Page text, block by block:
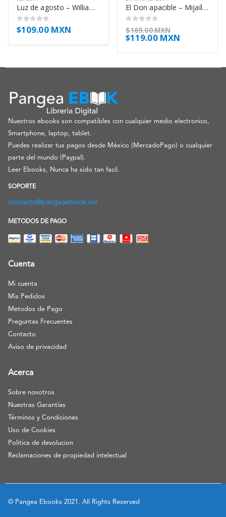
Luz de agosto – William Faulkner
0out of 5
$109.00 MXN
El Don apacible – Mijaíl Shólojov
0out of 5
$169.00 MXN
$119.00 MXN
Nuestros ebooks son compatibles con cualquier medio electronico,
Smartphone, laptop, tablet.
Puedes realizar tus pagos desde México (MercadoPago) o cualquier
parte del mundo (Paypal).
Leer Ebooks, Nunca ha sido tan facil.
SOPORTE
contacto@pangeaebook.mx
METODOS DE PAGO
Cuenta
Mi cuenta
Mis Pedidos
Metodos de Pago
Preguntas Frecuentes
Contacto
Aviso de privacidad
Acerca
Sobre nosotros
Nuestras Garantías
Términos y Condiciones
Uso de Cookies
Politica de devolucion
Reclamaciones de propiedad intelectual
© Pangea Ebooks 2021. All Rights Reserved